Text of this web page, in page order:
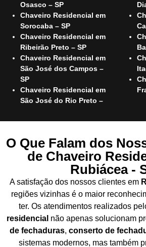
Osasco – SP
Chaveiro Residencial em
Sorocaba – SP
Chaveiro Residencial em
Ribeirão Preto – SP
Chaveiro Residencial em
São José dos Campos –
SP
Chaveiro Residencial em
São José do Rio Preto –
O Que Falam dos
de Chaveiro
Rubiácea -
A satisfação dos nossos clientes em
regiões vizinhas é o maior
ter. Os atendimentos realizados
residencial não apenas solucionam
de fechaduras, conserto de
sistemas modernos, mas também